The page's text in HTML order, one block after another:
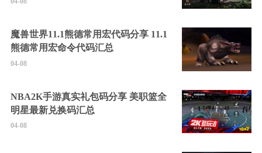
魔兽世界11.1熊德常用宏代码分享 11.1
熊德常用宏命令代码汇总
04-08
NBA2K手游真实礼包码分享 美职篮全
明星最新兑换码汇总
04-08